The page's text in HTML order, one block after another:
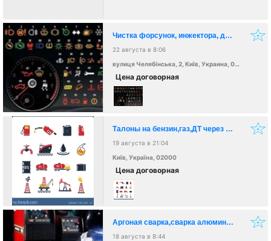
Чистка форсунок, инжектора, дросселя Киев левобережная.
22 августа в 8:06
вулиця Челябінська, 2, Київ, Украина, 02000
Цена договорная
Талоны на бензин,газ,ДТ через приложение
19 августа в 21:04
Київ, Україна, 02000
Цена договорная
Аргоная сварка,сварка алюминия и его сплавов
18 августа в 8:44